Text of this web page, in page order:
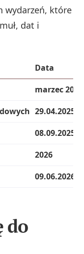
wydarzeń, które
dat i
Data
marzec 2026
29.04.2025
08.09.2025
2026
09.06.2026
do